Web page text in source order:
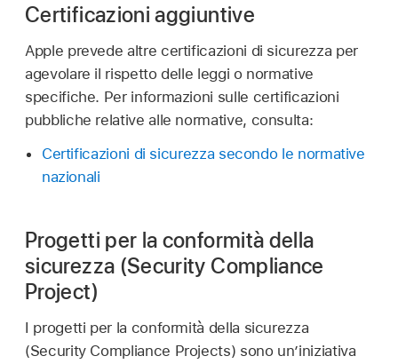
Certificazioni aggiuntive
Apple prevede altre certificazioni di sicurezza per
agevolare il rispetto delle leggi o normative
specifiche. Per informazioni sulle certificazioni
pubbliche relative alle normative, consulta:
Certificazioni di sicurezza secondo le normative
nazionali
Progetti per la conformità della
sicurezza (Security Compliance
Project)
I progetti per la conformità della sicurezza
(Security Compliance Projects) sono un’iniziativa